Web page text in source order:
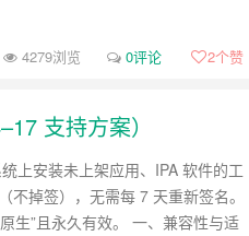
4279浏览 0评论 2个赞
支持方案）
上安装未上架应用、IPA 软件的工
掉签），无需每 7 天重新签名。
生”且永久有效。 一、兼容性与适